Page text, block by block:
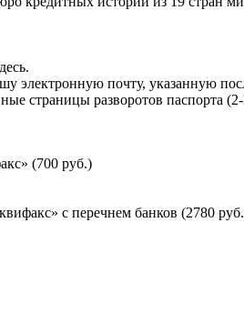
электронную почту, указанную
страницы разворотов паспорта
(700 руб.)
с перечнем банков (2780